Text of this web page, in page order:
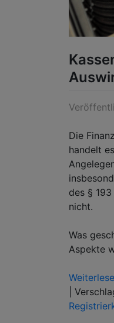
Die
handelt
des §
nicht.
Was
Aspekte